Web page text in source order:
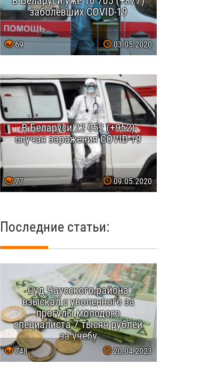
заболевших COVID-19
69 03.05.2020
В Беларуси 22 052 (+952)
случая заражения COVID-19
77 09.05.2020
Последние статьи:
Суд Чаусского района
взыскал с уволенного за
прогулы молодого
специалиста 7 тысяч рублей
за учебу
748 20.04.2023